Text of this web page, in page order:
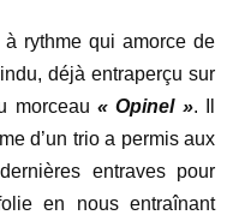
rythme qui amorce de
déjà entraperçu sur
morceau « Opinel ». Il
d’un trio a permis aux
entraves pour
en nous entraînant